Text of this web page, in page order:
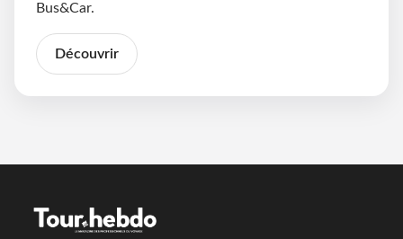
Bus&Car.
Découvrir